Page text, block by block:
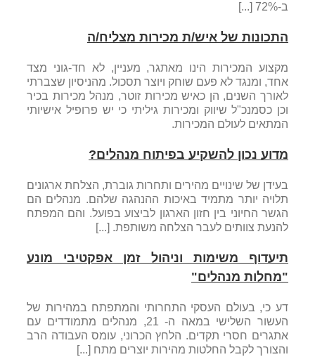
ב-72% [...]
התכונות של איש/ת מכירות מצליח/ה
מקצוע המכירות הינו מאתגר, מעניין, לא חד-גוני מצד
אחד, ומנגד לא פעם שוחק ויוצר תסכול. מהניסיון שצברתי
לאורך השנים, הן כאיש מכירות זוטר, מנהל מכירות בכיר
וכן כסמנכ"ל שיווק ומכירות גיליתי כי יש פרופיל אישיותי
המתאים לעולם המכירות.
מדוע נכון להשקיע בפיתוח מנהלים?
בעידן של שינויים מהירים ותחרות גוברת, הצלחת ארגונים
תלויה יותר מתמיד באיכות ההנהגה שלהם. מנהלים הם
הגשר החיוני בין חזון הארגון לביצוע בפועל. והם המפתח
להנעת צוותים לעבר הצלחה משותפת. [...]
תיעדוף משימות וניהול זמן אפקטיבי מונע
"מחלות מנהלים"
דע כי, בעולם העסקי התחרותי והמתפתח במהירות של
העשור השלישי במאה ה- 21, מנהלים מתמודדים עם
אתגרים חסרי תקדים. הלחץ הכרוני, עומס העבודה הרב
והצורך לקבל החלטות מהירות יוצרים מתח [...]